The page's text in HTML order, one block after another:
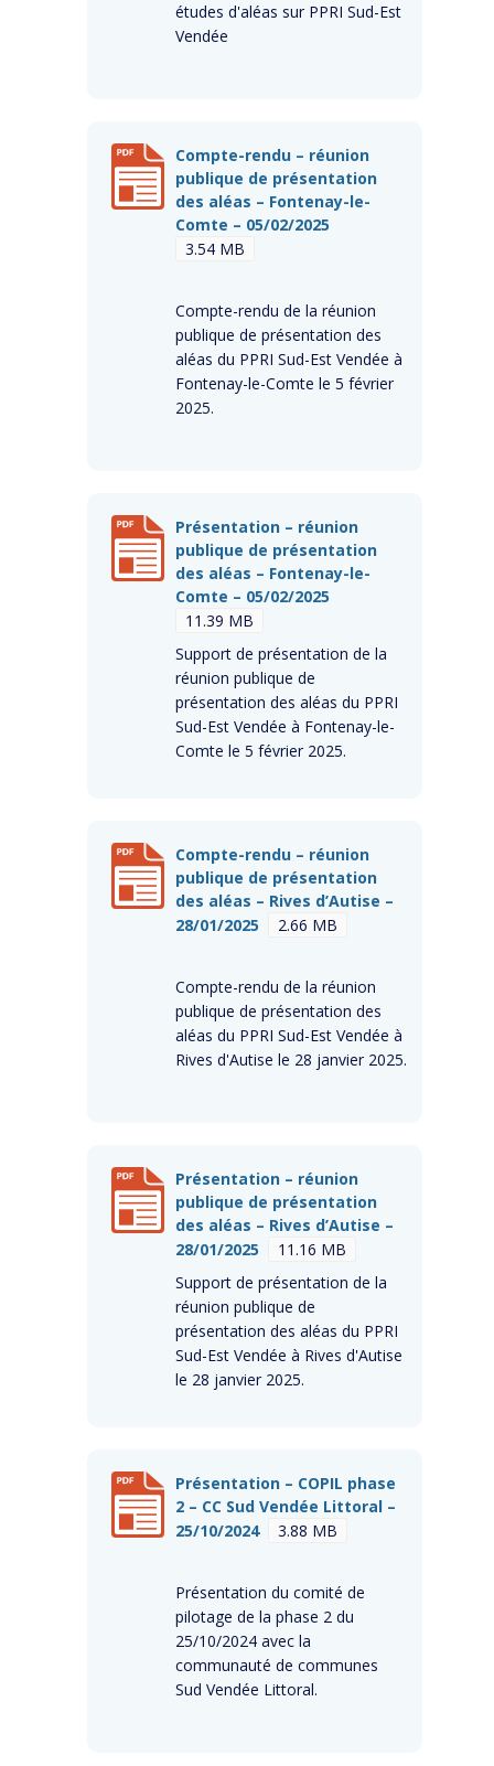
études d'aléas sur PPRI Sud-Est
Vendée
Compte-rendu – réunion
publique de présentation
des aléas – Fontenay-le-
Comte – 05/02/2025
3.54 MB
Compte-rendu de la réunion
publique de présentation des
aléas du PPRI Sud-Est Vendée à
Fontenay-le-Comte le 5 février
2025.
Présentation – réunion
publique de présentation
des aléas – Fontenay-le-
Comte – 05/02/2025
11.39 MB
Support de présentation de la
réunion publique de
présentation des aléas du PPRI
Sud-Est Vendée à Fontenay-le-
Comte le 5 février 2025.
Compte-rendu – réunion
publique de présentation
des aléas – Rives d’Autise –
28/01/2025
2.66 MB
Compte-rendu de la réunion
publique de présentation des
aléas du PPRI Sud-Est Vendée à
Rives d'Autise le 28 janvier 2025.
Présentation – réunion
publique de présentation
des aléas – Rives d’Autise –
28/01/2025
11.16 MB
Support de présentation de la
réunion publique de
présentation des aléas du PPRI
Sud-Est Vendée à Rives d'Autise
le 28 janvier 2025.
Présentation – COPIL phase
2 – CC Sud Vendée Littoral –
25/10/2024
3.88 MB
Présentation du comité de
pilotage de la phase 2 du
25/10/2024 avec la
communauté de communes
Sud Vendée Littoral.